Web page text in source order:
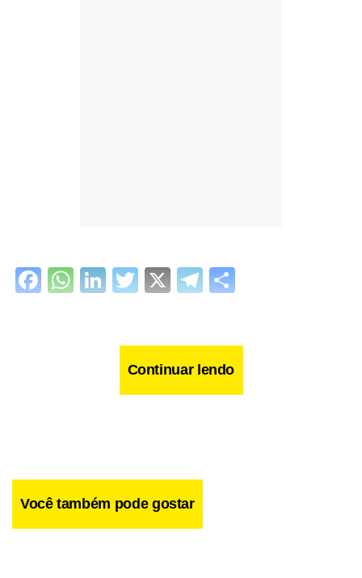
Facebook
WhatsApp
LinkedIn
Twitter
X Telegram
Continuar lendo
Você também pode gostar